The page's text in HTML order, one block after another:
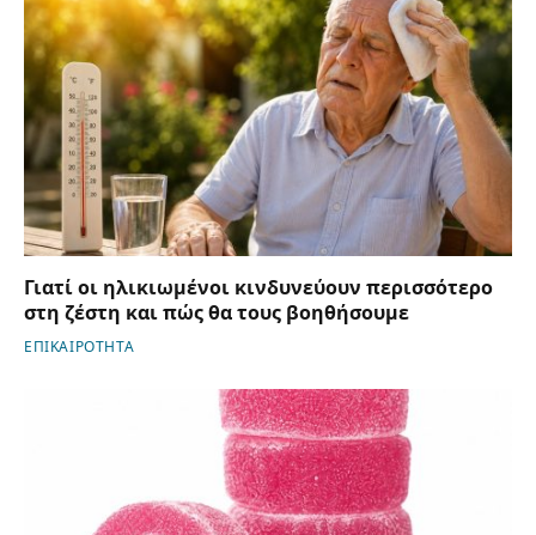
Γιατί οι ηλικιωμένοι κινδυνεύουν περισσότερο
στη ζέστη και πώς θα τους βοηθήσουμε
ΕΠΙΚΑΙΡΟΤΗΤΑ